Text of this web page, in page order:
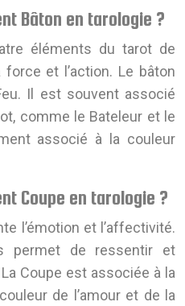
Bâton en tarologie ?
éléments du tarot de
et l’action. Le bâton
Il est souvent associé
comme le Bateleur et le
associé à la couleur
Coupe en tarologie ?
l’émotion et l’affectivité.
permet de ressentir et
Coupe est associée à la
de l’amour et de la